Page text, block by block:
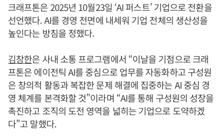
크래프톤은 2025년 10월23일 ‘AI 퍼스트’ 기업으로 전환을
선언했다. AI를 경영 전면에 내세워 기업 전체의 생산성을
높인다는 방침을 정했다.
김창한은 사내 소통 프로그램에서 “이날을 기점으로 크래
프톤은 에이전틱 AI를 중심으로 업무를 자동화하고 구성원
은 창의적 활동과 복잡한 문제 해결에 집중하는 AI 중심 경
영 체계를 본격화할 것”이라며 “AI를 통해 구성원의 성장을
촉진하고 조직의 도전 영역을 넓히는 기업으로 도약하겠
다”고 말했다.